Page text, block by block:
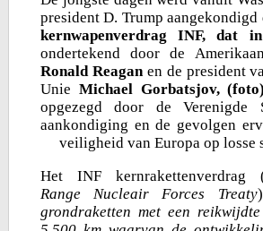
president D. Trump aangekondigd
kernwapenverdrag INF, dat
ondertekend door de
Ronald Reagan en de president
Unie Michael Gorbatsjov, (foto)
opgezegd door de Verenigde
aankondiging en de gevolgen
veiligheid van Europa op losse
Het INF kernrakettenverdrag
Range Nucleair Forces Treaty
grondraketten met een